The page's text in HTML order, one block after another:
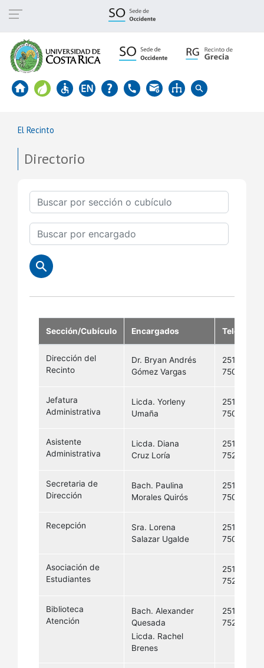
Pasar
al
principal
El Recinto
Directorio
Sección/Cubículo Encargados Teléfono
Dirección del
Recinto
Dr. Bryan Andrés
Gómez Vargas
2511-
7505
Jefatura
Administrativa
Licda. Yorleny
Umaña
2511-
7503
Asistente
Administrativa
Licda. Diana
Cruz Loría
2511-
7524
Secretaria de
Dirección
Bach. Paulina
Morales Quirós
2511-
7504
Recepción
Sra. Lorena
Salazar Ugalde
2511-
7500
Asociación de
Estudiantes
2511-
7523
Biblioteca
Atención
Bach. Alexander
Quesada
Licda. Rachel
Brenes
2511-
7525